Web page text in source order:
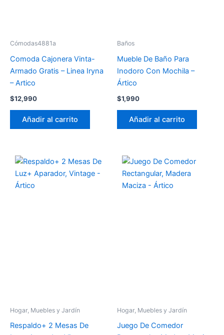
Cómodas4881a
Comoda Cajonera Vinta-
Armado Gratis – Linea Iryna
– Artico
$12,990
Añadir al carrito
Baños
Mueble De Baño Para
Inodoro Con Mochila –
Ártico
$1,990
Añadir al carrito
Hogar, Muebles y Jardín
Respaldo+ 2 Mesas De
Hogar, Muebles y Jardín
Juego De Comedor